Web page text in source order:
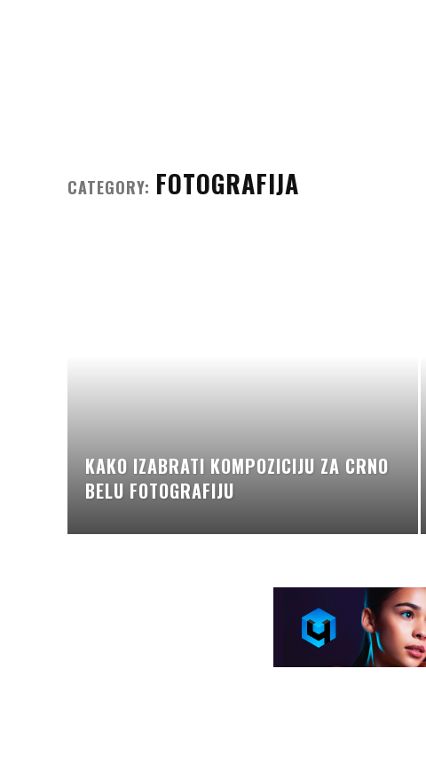
CATEGORY: FOTOGRAFIJA
KAKO IZABRATI KOMPOZICIJU ZA CRNO
BELU FOTOGRAFIJU